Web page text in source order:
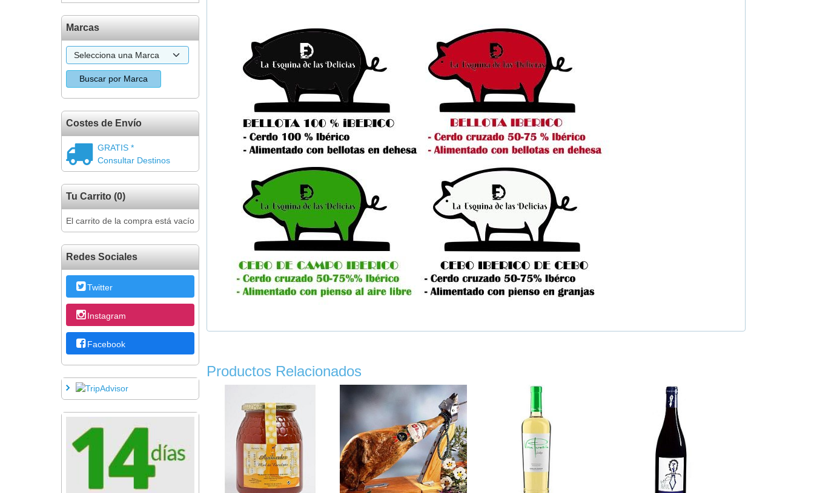
Marcas
Costes de Envío
GRATIS *
Consultar Destinos
Tu Carrito (0)
El carrito de la compra está vacío
Redes Sociales
Twitter
Instagram
Facebook
Productos Relacionados